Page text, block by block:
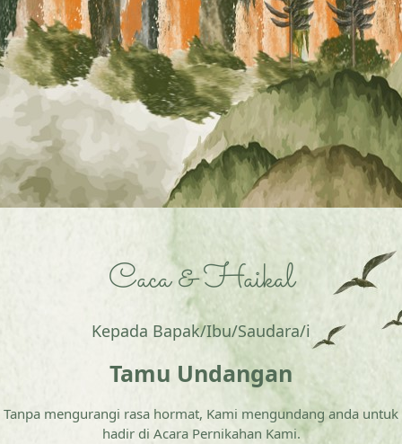
Walimatul 'Urs
28 | 01 | 2024
Caca & Haikal
Caca & Haikal
Kepada Bapak/Ibu/Saudara/i
Tamu Undangan
Tanpa mengurangi rasa hormat, Kami mengundang anda untuk
hadir di Acara Pernikahan Kami.